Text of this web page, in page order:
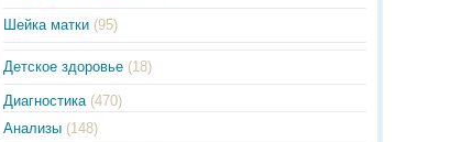
Шейка матки (95)
Детское здоровье (18)
Диагностика (470)
Анализы (148)